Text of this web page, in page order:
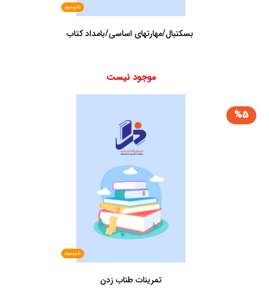
ناموجود
‏ بسکتبال‏/مهارتهای اساسی/بامداد کتاب
موجود نیست
%5
ناموجود
تمرینات طناب زدن